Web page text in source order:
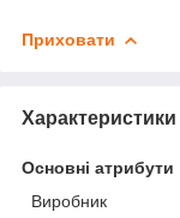
Приховати
Характеристики
Основні атрибути
Виробник